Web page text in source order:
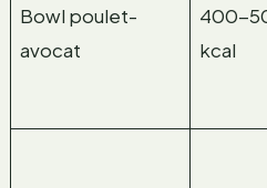
Bowl poulet-
avocat
400-
kcal